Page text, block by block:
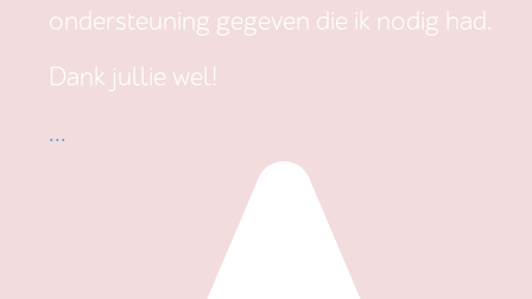
ondersteuning gegeven die ik nodig had.
Dank jullie wel!
...